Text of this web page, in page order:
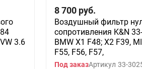
3.6
8 700 руб.
Воздушный фильтр
сопротивления K&N
BMW X1 F48; X2 F39,
F55, F56, F57,
Под заказАртикул 33-